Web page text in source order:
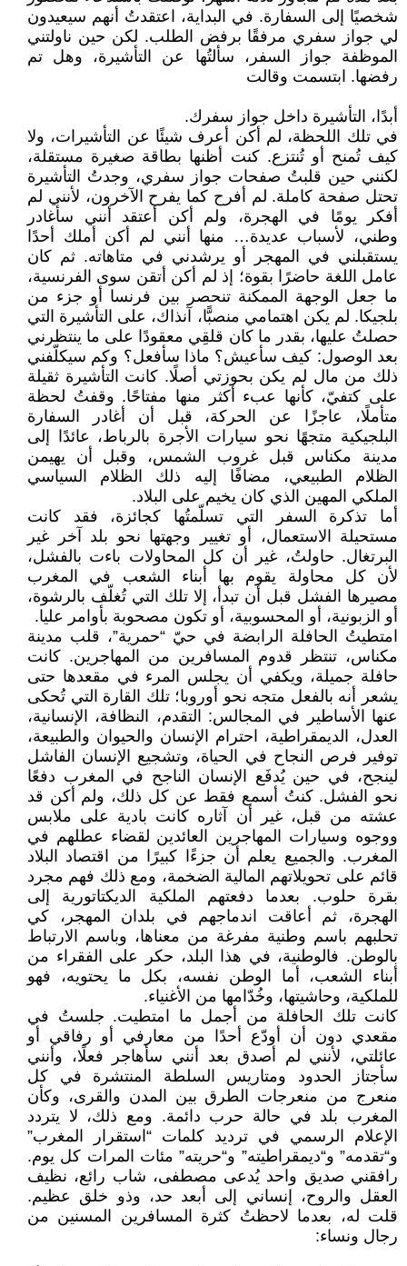
شخصيًا إلى السفارة. في البداية، اعتقدتُ أنهم سيعيدون
لي جواز سفري مرفقًا برفض الطلب. لكن حين ناولتني
الموظفة جواز السفر، سألتُها عن التأشيرة، وهل تم
رفضها. ابتسمت وقالت
أبدًا، التأشيرة داخل جواز سفرك.
في تلك اللحظة، لم أكن أعرف شيئًا عن التأشيرات، ولا
كيف تُمنح أو تُنتزع. كنت أظنها بطاقة صغيرة مستقلة،
لكنني حين قلبتُ صفحات جواز سفري، وجدتُ التأشيرة
تحتل صفحة كاملة. لم أفرح كما يفرح الآخرون، لأنني لم
أفكر يومًا في الهجرة، ولم أكن أعتقد أنني سأغادر
وطني، لأسباب عديدة… منها أنني لم أكن أملك أحدًا
يستقبلني في المهجر أو يرشدني في متاهاته. ثم كان
عامل اللغة حاضرًا بقوة؛ إذ لم أكن أتقن سوى الفرنسية،
ما جعل الوجهة الممكنة تنحصر بين فرنسا أو جزء من
بلجيكا. لم يكن اهتمامي منصبًّا، آنذاك، على التأشيرة التي
حصلتُ عليها، بقدر ما كان قلقِي معقودًا على ما ينتظرني
بعد الوصول: كيف سأعيش؟ ماذا سأفعل؟ وكم سيكلّفني
ذلك من مال لم يكن بحوزتي أصلًا. كانت التأشيرة ثقيلة
على كتفيّ، كأنها عبء أكثر منها مفتاحًا. وقفتُ لحظة
متأملًا، عاجزًا عن الحركة، قبل أن أغادر السفارة
البلجيكية متجهًا نحو سيارات الأجرة بالرباط، عائدًا إلى
مدينة مكناس قبل غروب الشمس، وقبل أن يهيمن
الظلام الطبيعي، مضافًا إليه ذلك الظلام السياسي
الملكي المهين الذي كان يخيم على البلاد.
أما تذكرة السفر التي تسلّمتُها كجائزة، فقد كانت
مستحيلة الاستعمال، أو تغيير وجهتها نحو بلد آخر غير
البرتغال. حاولتُ، غير أن كل المحاولات باءت بالفشل،
لأن كل محاولة يقوم بها أبناء الشعب في المغرب
مصيرها الفشل قبل أن تبدأ، إلا تلك التي تُغلّف بالرشوة،
أو الزبونية، أو المحسوبية، أو تكون مصحوبة بأوامر عليا.
امتطيتُ الحافلة الرابضة في حيّ “حمرية”، قلب مدينة
مكناس، تنتظر قدوم المسافرين من المهاجرين. كانت
حافلة جميلة، ويكفي أن يجلس المرء في مقعدها حتى
يشعر أنه بالفعل متجه نحو أوروبا؛ تلك القارة التي تُحكى
عنها الأساطير في المجالس: التقدم، النظافة، الإنسانية،
العدل، الديمقراطية، احترام الإنسان والحيوان والطبيعة،
توفير فرص النجاح في الحياة، وتشجيع الإنسان الفاشل
لينجح، في حين يُدفَع الإنسان الناجح في المغرب دفعًا
نحو الفشل. كنتُ أسمع فقط عن كل ذلك، ولم أكن قد
عشته من قبل، غير أن آثاره كانت بادية على ملابس
ووجوه وسيارات المهاجرين العائدين لقضاء عطلهم في
المغرب. والجميع يعلم أن جزءًا كبيرًا من اقتصاد البلاد
قائم على تحويلاتهم المالية الضخمة، ومع ذلك فهم مجرد
بقرة حلوب. بعدما دفعتهم الملكية الديكتاتورية إلى
الهجرة، ثم أعاقت اندماجهم في بلدان المهجر، كي
تحلبهم باسم وطنية مفرغة من معناها، وباسم الارتباط
بالوطن. فالوطنية، في هذا البلد، حكر على الفقراء من
أبناء الشعب، أما الوطن نفسه، بكل ما يحتويه، فهو
للملكية، وحاشيتها، وخُدّامها من الأغنياء.
كانت تلك الحافلة من أجمل ما امتطيت. جلستُ في
مقعدي دون أن أودّع أحدًا من معارفي أو رفاقي أو
عائلتي، لأنني لم أصدق بعد أنني سأهاجر فعلًا، وأنني
سأجتاز الحدود ومتاريس السلطة المنتشرة في كل
منعرج من منعرجات الطرق بين المدن والقرى، وكأن
المغرب بلد في حالة حرب دائمة. ومع ذلك، لا يتردد
الإعلام الرسمي في ترديد كلمات “استقرار المغرب”
و“تقدمه” و“ديمقراطيته” و“حريته” مئات المرات كل يوم.
رافقني صديق واحد يُدعى مصطفى، شاب رائع، نظيف
العقل والروح، إنساني إلى أبعد حد، وذو خلق عظيم.
قلت له، بعدما لاحظتُ كثرة المسافرين المسنين من
رجال ونساء: